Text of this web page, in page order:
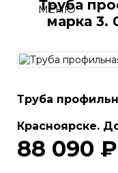
МЕНЮ
Труба
марка 3.
Труба
Красноярске.
88 090 ₽